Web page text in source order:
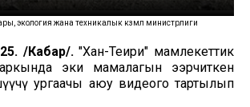
экология жана техникалык көзөмөл министрлиги
/Кабар/."Хан-Теңири" мамлекеттик
эки мамалагын ээрчиткен
ургаачы аюу видеого тартылып